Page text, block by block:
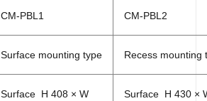
CM-PBL1 CM-PBL2
Surface mounting type Recess mounting
Surface H 408 × W
Surface H 430 ×